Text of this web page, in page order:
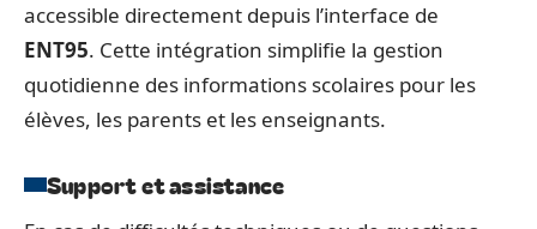
accessible directement depuis l’interface de
ENT95. Cette intégration simplifie la gestion
quotidienne des informations scolaires pour les
élèves, les parents et les enseignants.
Support et assistance